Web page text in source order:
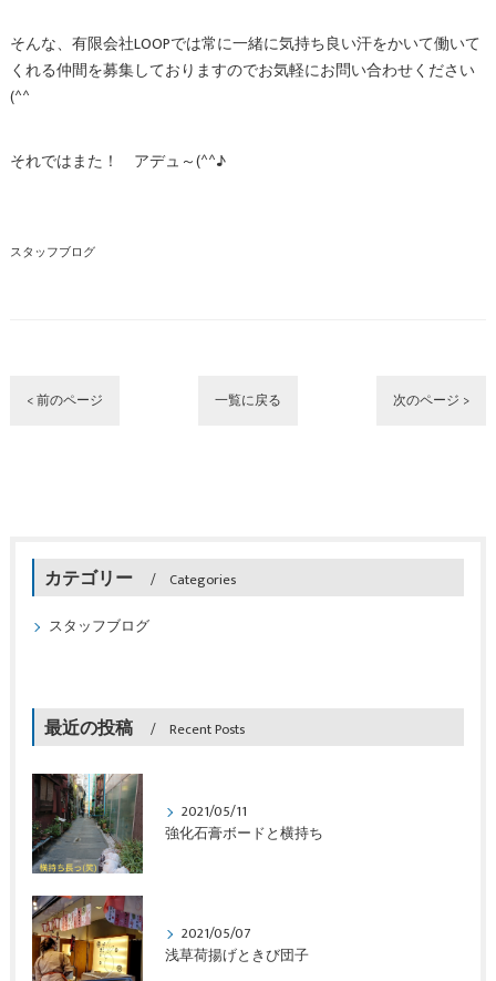
そんな、有限会社LOOPでは常に一緒に気持ち良い汗をかいて働いて
くれる仲間を募集しておりますのでお気軽にお問い合わせください
(^^ゞ
それではまた！ アデュ～(^^♪
スタッフブログ
< 前のページ 一覧に戻る 次のページ >
カテゴリー
Categories
スタッフブログ
最近の投稿 Recent Posts
2021/05/11
強化石膏ボードと横持ち
2021/05/07
浅草荷揚げときび団子